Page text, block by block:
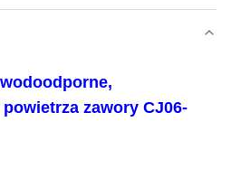
zawory CJ06-